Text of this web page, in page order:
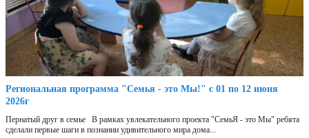
Региональная программа "Семья - это Мы!" с 01 по 12 июня
2026г
Пернатый друг в семье В рамках увлекательного проекта "СемьЯ - это Мы" ребята
сделали первые шаги в познании удивительного мира дома...